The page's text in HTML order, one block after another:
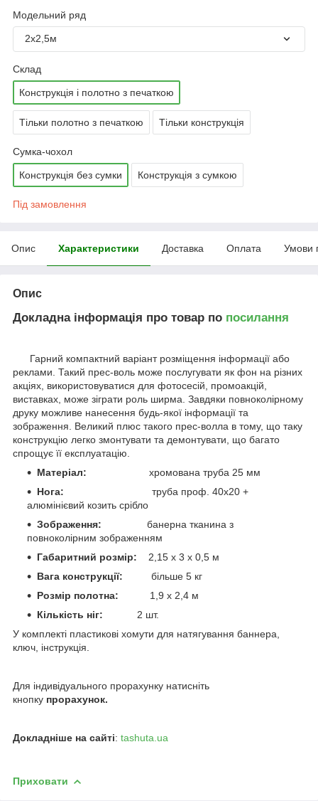
Модельний ряд
2х2,5м
Склад
Конструкція і полотно з печаткою
Тільки полотно з печаткою Тільки конструкція
Сумка-чохол
Конструкція без сумки Конструкція з сумкою
Під замовлення
Опис Характеристики Доставка Оплата Умови
Опис
Докладна інформація про товар по посилання
Гарний компактний варіант розміщення інформації або
реклами. Такий прес-воль може послугувати як фон на різних
акціях, використовуватися для фотосесій, промоакцій,
виставках, може зіграти роль ширма. Завдяки повноколірному
друку можливе нанесення будь-якої інформації та
зображення. Великий плюс такого прес-волла в тому, що таку
конструкцію легко змонтувати та демонтувати, що багато
спрощує її експлуатацію.
Матеріал:
хромована труба 25 мм
Нога: труба проф. 40х20 +
алюмінієвий козить срібло
Зображення: банерна тканина з
повноколірним зображенням
Габаритний розмір: 2,15 х 3 х 0,5 м
Вага конструкції: більше 5 кг
Розмір полотна: 1,9 х 2,4 м
Кількість ніг: 2 шт.
У комплекті пластикові хомути для натягування баннера,
ключ, інструкція
Для індивідуального прорахунку натисніть
кнопку прорахунок.
Докладніше на сайті: tashuta.ua
Приховати